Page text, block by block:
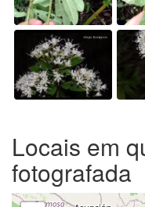
Locais em
fotografada